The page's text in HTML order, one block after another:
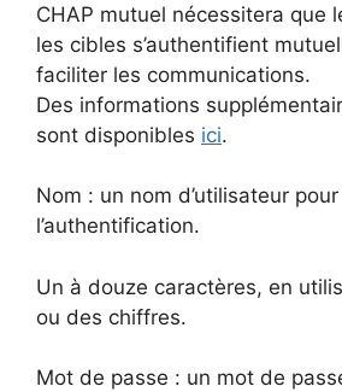
CHAP mutuel nécessitera que
les cibles s’authentifient
faciliter les communications.
Des informations
sont disponibles ici.
Nom : un nom d’utilisateur pour
l’authentification.
Un à douze caractères, en
ou des chiffres.
Mot de passe : un mot de